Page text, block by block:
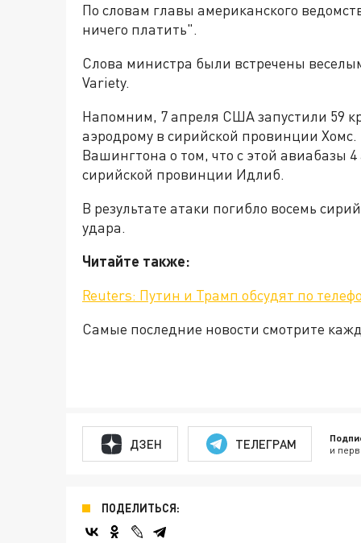
По словам главы американского
ничего платить".
Слова министра были встречены
Variety.
Напомним, 7 апреля США запустили 59
аэродрому в сирийской провинции
Вашингтона о том, что с этой авиабазы
сирийской провинции Идлиб.
В результате атаки погибло восемь
удара.
Читайте также:
Reuters: Путин и Трамп обсудят по
Самые последние новости смотрите
ДЗЕН ТЕЛЕГРАМ и
ПОДЕЛИТЬСЯ: